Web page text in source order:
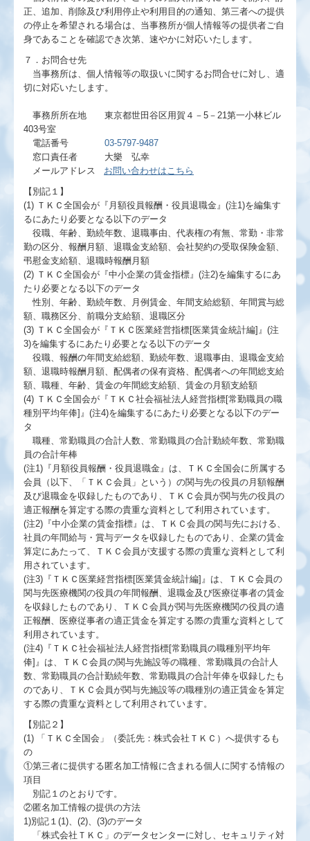
正、追加、削除及び利用停止や利用目的の通知、第三者への提供
の停止を希望される場合は、当事務所が個人情報等の提供者ご自
身であることを確認でき次第、速やかに対応いたします。
７．お問合せ先
当事務所は、個人情報等の取扱いに関するお問合せに対し、適
切に対応いたします。
事務所所在地 東京都世田谷区用賀４－5－21第一小林ビル
403号室
電話番号03-5797-9487
窓口責任者 大樂 弘幸
メールアドレス お問い合わせはこちら
【別記１】
(1) ＴＫＣ全国会が『月額役員報酬・役員退職金』(注1)を編集す
るにあたり必要となる以下のデータ
役職、年齢、勤続年数、退職事由、代表権の有無、常勤・非常
勤の区分、報酬月額、退職金支給額、会社契約の受取保険金額、
弔慰金支給額、退職時報酬月額
(2) ＴＫＣ全国会が『中小企業の賃金指標』(注2)を編集するにあ
たり必要となる以下のデータ
性別、年齢、勤続年数、月例賃金、年間支給総額、年間賞与総
額、職務区分、前職分支給額、退職区分
(3) ＴＫＣ全国会が『ＴＫＣ医業経営指標[医業賃金統計編]』(注
3)を編集するにあたり必要となる以下のデータ
役職、報酬の年間支給総額、勤続年数、退職事由、退職金支給
額、退職時報酬月額、配偶者の保有資格、配偶者への年間総支給
額、職種、年齢、賃金の年間総支給額、賃金の月額支給額
(4) ＴＫＣ全国会が『ＴＫＣ社会福祉法人経営指標[常勤職員の職
種別平均年俸]』(注4)を編集するにあたり必要となる以下のデー
タ
職種、常勤職員の合計人数、常勤職員の合計勤続年数、常勤職
員の合計年棒
(注1)『月額役員報酬・役員退職金』は、ＴＫＣ全国会に所属する
会員（以下、「ＴＫＣ会員」という）の関与先の役員の月額報酬
及び退職金を収録したものであり、ＴＫＣ会員が関与先の役員の
適正報酬を算定する際の貴重な資料として利用されています。
(注2)『中小企業の賃金指標』は、ＴＫＣ会員の関与先における、
社員の年間給与・賞与データを収録したものであり、企業の賃金
算定にあたって、ＴＫＣ会員が支援する際の貴重な資料として利
用されています。
(注3)『ＴＫＣ医業経営指標[医業賃金統計編]』は、ＴＫＣ会員の
関与先医療機関の役員の年間報酬、退職金及び医療従事者の賃金
を収録したものであり、ＴＫＣ会員が関与先医療機関の役員の適
正報酬、医療従事者の適正賃金を算定する際の貴重な資料として
利用されています。
(注4)『ＴＫＣ社会福祉法人経営指標[常勤職員の職種別平均年
俸]』は、ＴＫＣ会員の関与先施設等の職種、常勤職員の合計人
数、常勤職員の合計勤続年数、常勤職員の合計年俸を収録したも
のであり、ＴＫＣ会員が関与先施設等の職種別の適正賃金を算定
する際の貴重な資料として利用されています。
【別記２】
(1) 「ＴＫＣ全国会」（委託先：株式会社ＴＫＣ）へ提供するも
の
①第三者に提供する匿名加工情報に含まれる個人に関する情報の
項目
別記１のとおりです。
②匿名加工情報の提供の方法
1)別記１(1)、(2)、(3)のデータ
「株式会社ＴＫＣ」のデータセンターに対し、セキュリティ対